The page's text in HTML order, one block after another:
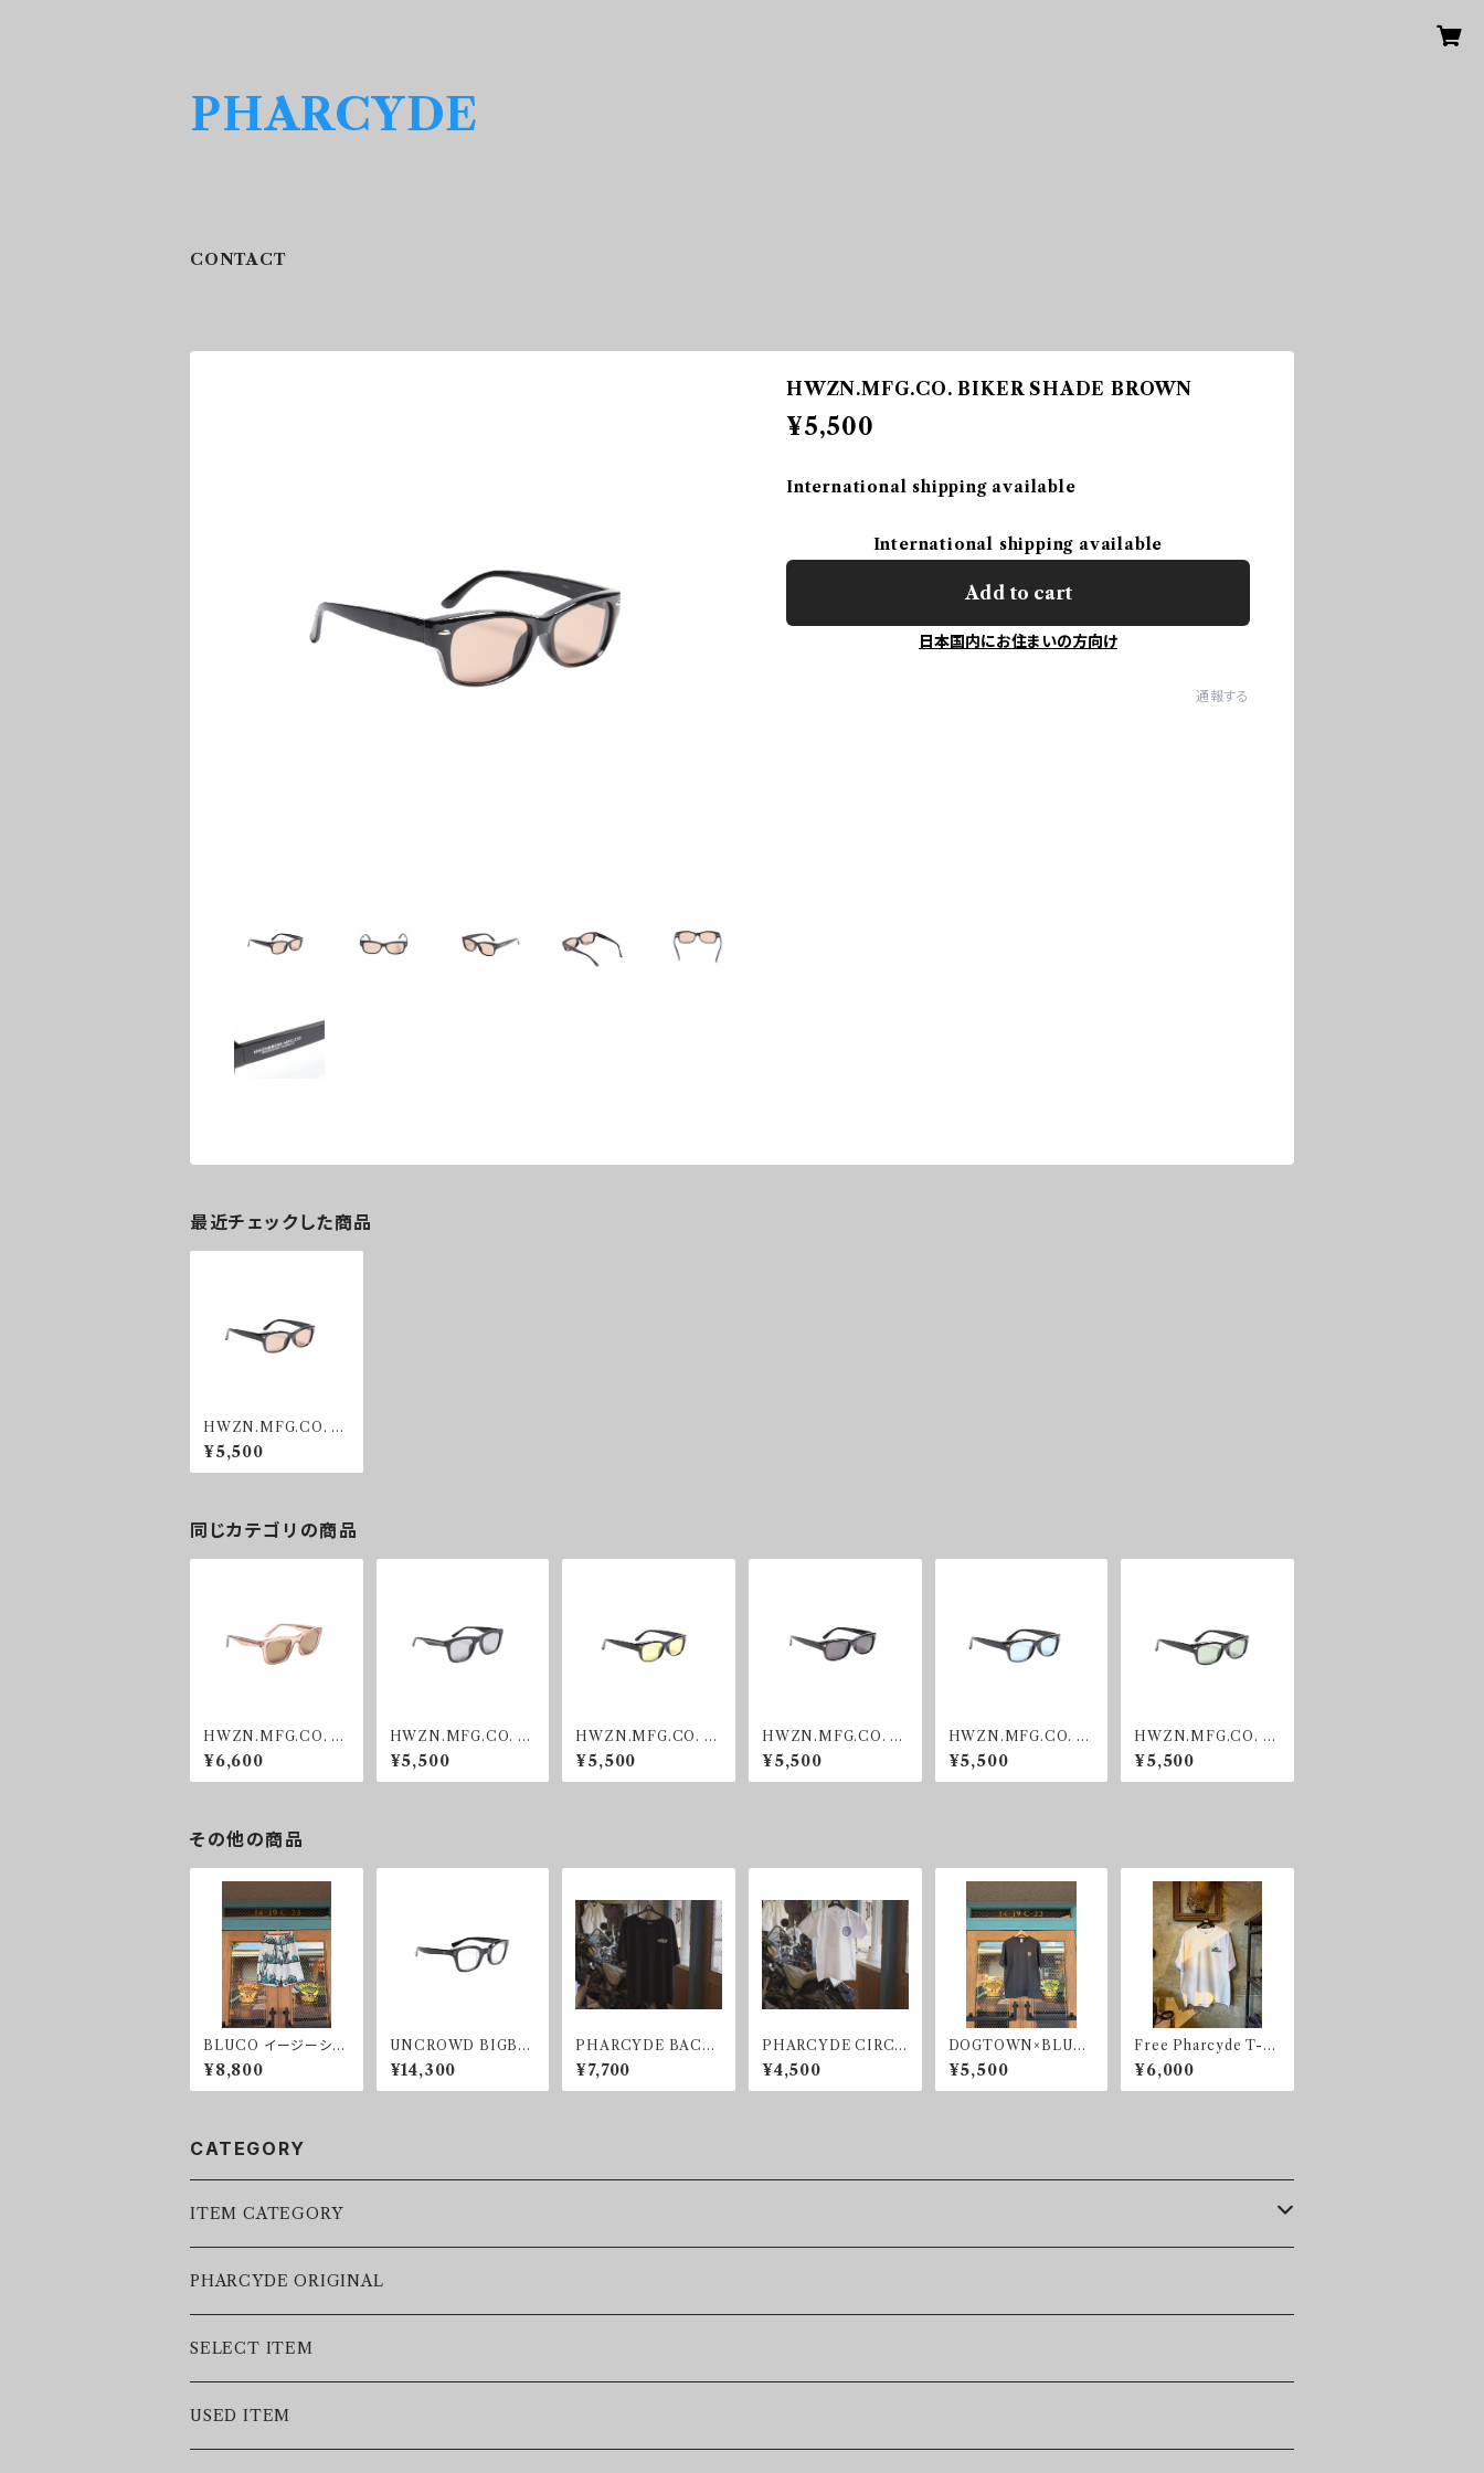
PHARCYDE
CONTACT
HWZN.MFG.CO. BIKER SHADE BROWN
¥5,500
International shipping available
International shipping available
Add to cart
日本国内にお住まいの方向け
通報する
最近チェックした商品
HWZN.MFG.CO. BI
KER SHADE BROW
N
¥5,500
同じカテゴリの商品
HWZN.MFG.CO. B
UBBLEGUM SUNG
RASS
¥6,600
HWZN.MFG.CO. BI
KER SHADE GREY
¥5,500
HWZN.MFG.CO. BI
KER SHADE YELLO
W
¥5,500
HWZN.MFG.CO. BI
KER SHADE SMOK
E
¥5,500
HWZN.MFG.CO. BI
KER SHADE BLUE
¥5,500
HWZN.MFG.CO. BI
KER SHADE GREE
N
¥5,500
その他の商品
BLUCO イージーショ
ーツ -CACTUS-
¥8,800
UNCROWD BIGBL
UEBIRD SUNGLAS
S BLACK/CLEAR
¥14,300
PHARCYDE BACK
GOLD T-shirt
¥7,700
PHARCYDE CIRCL
E KIDS T-shirt
¥4,500
DOGTOWN×BLUC
O ワンポイントTシャツ
¥5,500
Free Pharcyde T-sh
irt
¥6,000
CATEGORY
ITEM CATEGORY
LEATHER JACKET
JACKET
VEST
PHARCYDE ORIGINAL
SELECT ITEM
USED ITEM